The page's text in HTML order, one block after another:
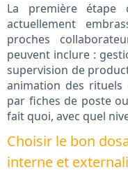
La première étape
actuellement
proches
peuvent inclure :
supervision de
animation des rituels
par fiches de poste
fait quoi, avec quel
Choisir le bon
interne et